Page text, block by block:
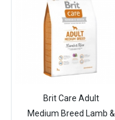
Brit Care Adult
Medium Breed Lamb &